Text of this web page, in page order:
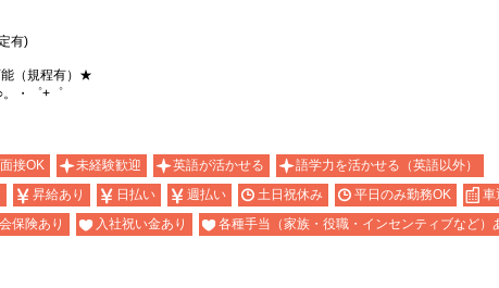
有)
（規程有）★
。・゜+゜
接OK 未経験歓迎 英語が活かせる
語学力を活かせる（英語以外）
昇給あり 日払い 週払い 土日祝休み 平日のみ勤務OK
車
保険あり 入社祝い金あり
各種手当（家族・役職・インセンティブなど）